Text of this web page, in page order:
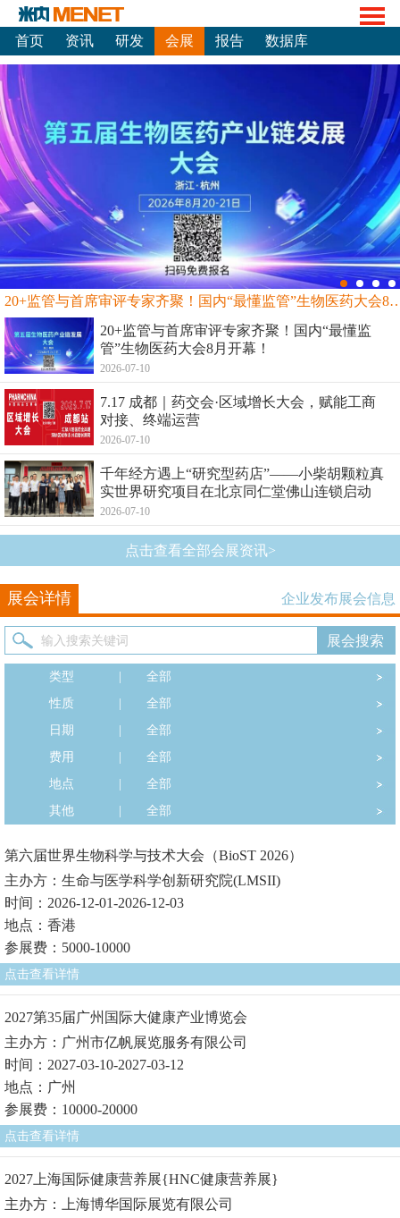
首页 资讯 研发 会展 报告 数据库
20+监管与首席审评专家齐聚！国内“最
20+监管与首席审评专家齐聚！国内“最懂监
管”生物医药大会8月开幕！
2026-07-10
7.17 成都｜药交会·区域增长大会，赋能工商
对接、终端运营
2026-07-10
千年经方遇上“研究型药店”——小柴胡颗粒真
实世界研究项目在北京同仁堂佛山连锁启动
2026-07-10
点击查看全部会展资讯>
展会详情 企业发布展会信息
类型
全部
性质
全部
日期
全部
费用
全部
地点
全部
其他
全部
第六届世界生物科学与技术大会（BioST 2026）
主办方：生命与医学科学创新研究院(LMSII)
时间：2026-12-01-2026-12-03
地点：香港
参展费：5000-10000
点击查看详情
2027第35届广州国际大健康产业博览会
主办方：广州市亿帆展览服务有限公司
时间：2027-03-10-2027-03-12
地点：广州
参展费：10000-20000
点击查看详情
2027上海国际健康营养展{HNC健康营养展}
主办方：上海博华国际展览有限公司